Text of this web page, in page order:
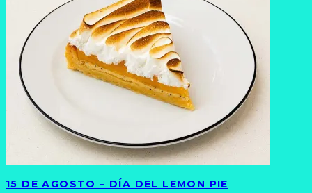
15 DE AGOSTO – DÍA DEL LEMON PIE